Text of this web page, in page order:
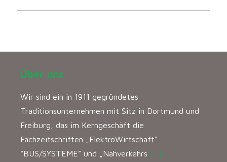
Über uns
Wir sind ein in 1911 gegründetes
Traditionsunternehmen mit Sitz in Dortmund und
Freiburg, das im Kerngeschäft die
Fachzeitschriften „ElektroWirtschaft“
“BUS/SYSTEME” und „Nahverkehrs […]